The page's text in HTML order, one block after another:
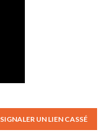
SIGNALER UN LIEN CASSÉ